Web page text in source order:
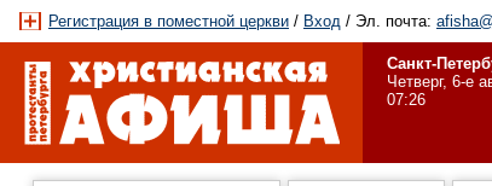
Регистрация в поместной церкви / Вход / Эл. почта:
Санкт-
Четверг, 6-е
07:26